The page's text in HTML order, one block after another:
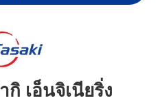
เอ็นจิเนียริ่ง